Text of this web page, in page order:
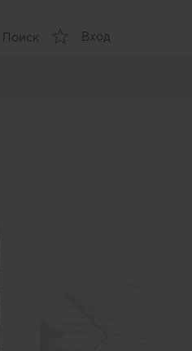
Поиск Вход